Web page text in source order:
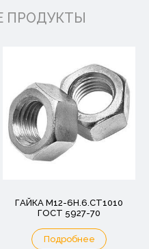
ПРОДУКТЫ
ГАЙКА М12-6Н.6.СТ1010
ГОСТ 5927-70
Подробнее